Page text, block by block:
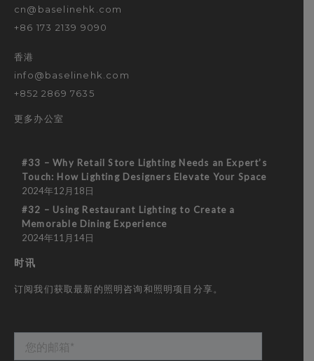
香港
info@baselinehk.com
+852 2869 7635
更多办公室
cn@baselinehk.com
+86 173 2139 9090
#33 – Why Retail Store Lighting Needs an Expert’s
Touch: How Lighting Designers Elevate Your Space
2024年12月18日
#32 – Using Restaurant Lighting to Create a
Memorable Dining Experience
2024年11月14日
时讯
订阅我们获取最新的照明咨询和照明项目分享。